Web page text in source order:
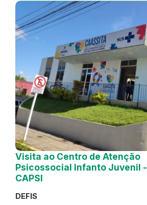
Visita ao Centro de Atenção
Psicossocial Infanto Juvenil -
CAPSI
DEFIS